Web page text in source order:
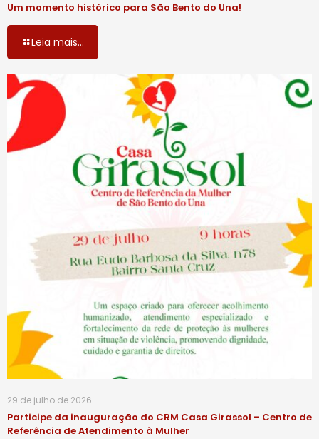
Um momento histórico para São Bento do Una!
Leia mais...
29 de julho de 2026
Participe da inauguração do CRM Casa Girassol – Centro de
Referência de Atendimento à Mulher